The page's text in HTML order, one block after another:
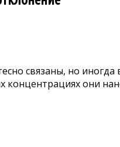
связаны, но
концентрациях они